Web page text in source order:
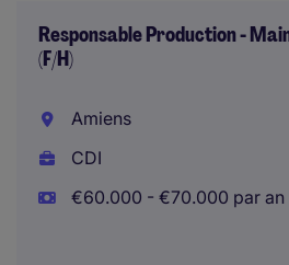
Responsable Production -
(F/H)
Amiens
CDI
€60.000 - €70.000 par an